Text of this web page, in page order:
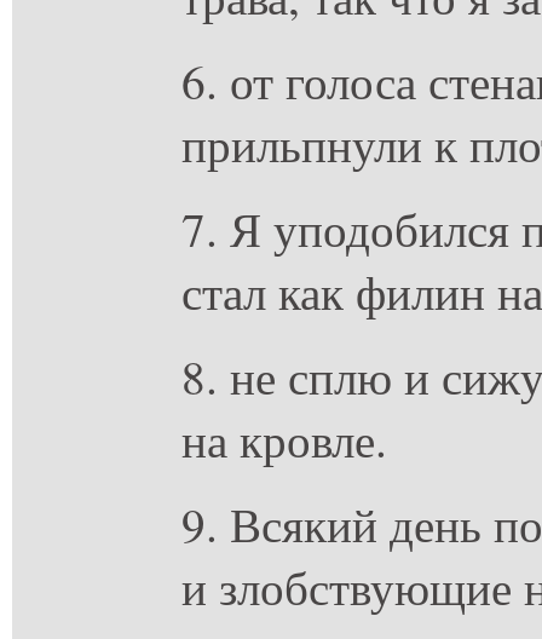
6. от голоса
прильпнули к
7. Я уподобился
стал как филин
8. не сплю и
на кровле.
9. Всякий день
и злобствующие